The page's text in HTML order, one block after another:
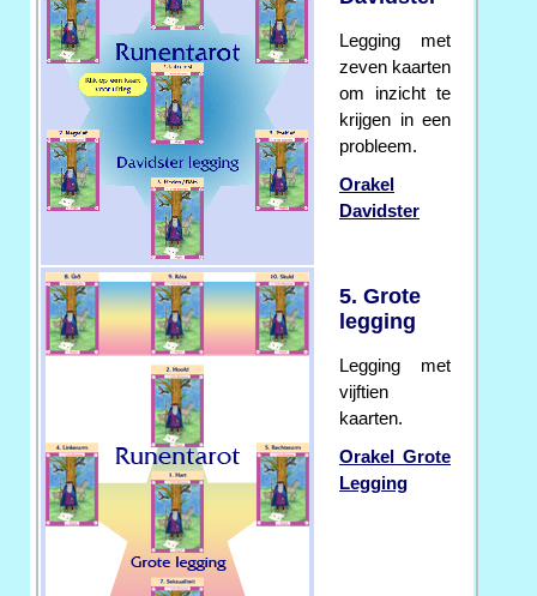
Legging met
zeven kaarten
om inzicht te
krijgen in een
probleem.
Orakel
Davidster
5. Grote
legging
Legging met
vijftien
kaarten.
Orakel Grote
Legging